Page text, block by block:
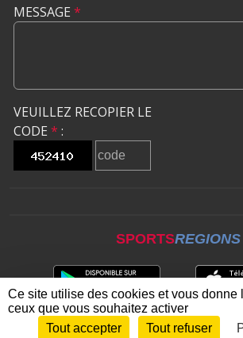
MESSAGE *
VEUILLEZ RECOPIER LE
CODE * :
SPORTSREGIONS
Envie de participer ?
Ce site utilise des cookies et vous donne
ceux que vous souhaitez activer
Tout accepter
Tout refuser